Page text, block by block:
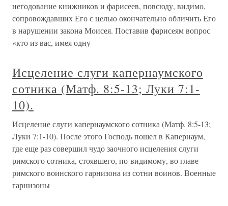
негодование книжников и фарисеев, повсюду, видимо,
сопровождавших Его с целью окончательно обличить Его
в нарушении закона Моисея. Поставив фарисеям вопрос
«кто из вас, имея одну
Исцеление слуги капернаумского
сотника (Матф. 8:5-13; Луки 7:1-
10).
Исцеление слуги капернаумского сотника (Матф. 8:5-13;
Луки 7:1-10). После этого Господь пошел в Капернаум,
где еще раз совершил чудо заочного исцеления слуги
римского сотника, стоявшего, по-видимому, во главе
римского воинского гарнизона из сотни воинов. Военные
гарнизоны